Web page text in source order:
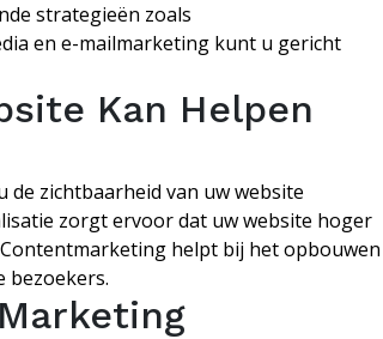
strategieën zoals
en e-mailmarketing kunt u gericht
Kan Helpen
zichtbaarheid van uw website
zorgt ervoor dat uw website hoger
helpt bij het opbouwen
bezoekers.